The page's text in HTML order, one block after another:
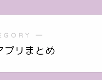
―
プリまとめ